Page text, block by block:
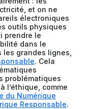
et on ne
électroniques
outils physiques
prendre le
dans le
les grandes lignes,
. Cela
problématiques
l’éthique, comme
du Numérique
Responsable.